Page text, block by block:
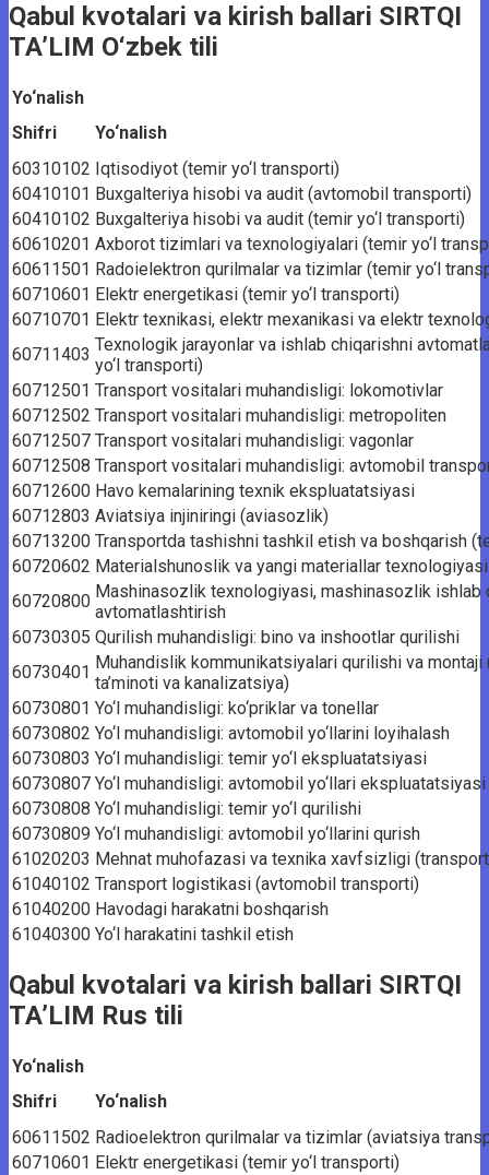
Qabul kvotalari va kirish ballari SIRTQI
TA’LIM O‘zbek tili
Yo‘nalish
Shifri
Yo‘nalish
60310102 Iqtisodiyot (temir yo‘l transporti)
60410101 Buxgalteriya hisobi va audit (avtomobil transporti)
60410102 Buxgalteriya hisobi va audit (temir yo‘l transporti)
60610201 Axborot tizimlari va texnologiyalari (temir yo‘l
60611501 Radoielektron qurilmalar va tizimlar (temir yo‘l
60710601 Elektr energetikasi (temir yo‘l transporti)
60710701 Elektr texnikasi, elektr mexanikasi va elektr
60711403 Texnologik jarayonlar va ishlab chiqarishni
yo‘l transporti)
60712501 Transport vositalari muhandisligi: lokomotivlar
60712502 Transport vositalari muhandisligi: metropoliten
60712507 Transport vositalari muhandisligi: vagonlar
60712508 Transport vositalari muhandisligi: avtomobil
60712600 Havo kemalarining texnik ekspluatatsiyasi
60712803 Aviatsiya injiniringi (aviasozlik)
60713200 Transportda tashishni tashkil etish va boshqarish
60720602 Materialshunoslik va yangi materiallar
60720800 Mashinasozlik texnologiyasi, mashinasozlik ishlab
avtomatlashtirish
60730305 Qurilish muhandisligi: bino va inshootlar qurilishi
60730401 Muhandislik kommunikatsiyalari qurilishi va
ta’minoti va kanalizatsiya)
60730801 Yo‘l muhandisligi: ko‘priklar va tonellar
60730802 Yo‘l muhandisligi: avtomobil yo‘llarini loyihalash
60730803 Yo‘l muhandisligi: temir yo‘l ekspluatatsiyasi
60730807 Yo‘l muhandisligi: avtomobil yo‘llari ekspluatatsiyasi
60730808 Yo‘l muhandisligi: temir yo‘l qurilishi
60730809 Yo‘l muhandisligi: avtomobil yo‘llarini qurish
61020203 Mehnat muhofazasi va texnika xavfsizligi
61040102 Transport logistikasi (avtomobil transporti)
61040200 Havodagi harakatni boshqarish
61040300 Yo‘l harakatini tashkil etish
Qabul kvotalari va kirish ballari SIRTQI
TA’LIM Rus tili
Yo‘nalish
Shifri
Yo‘nalish
60611502 Radioelektron qurilmalar va tizimlar (aviatsiya
60710601 Elektr energetikasi (temir yo‘l transporti)